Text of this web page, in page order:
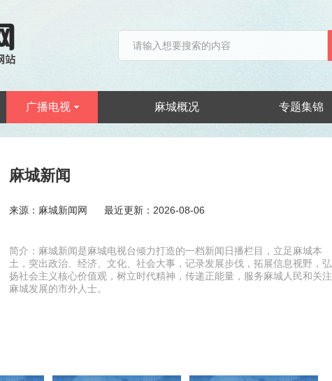
广播电视 麻城概况 专题集锦
麻城新闻
来源：麻城新闻网 最近更新：2026-08-06
简介：麻城新闻是麻城电视台倾力打造的一档新闻日播栏目，立足麻城本
土，突出政治、经济、文化、社会大事，记录发展步伐，拓展信息视野，弘
扬社会主义核心价值观，树立时代精神，传递正能量，服务麻城人民和关注
麻城发展的市外人士。